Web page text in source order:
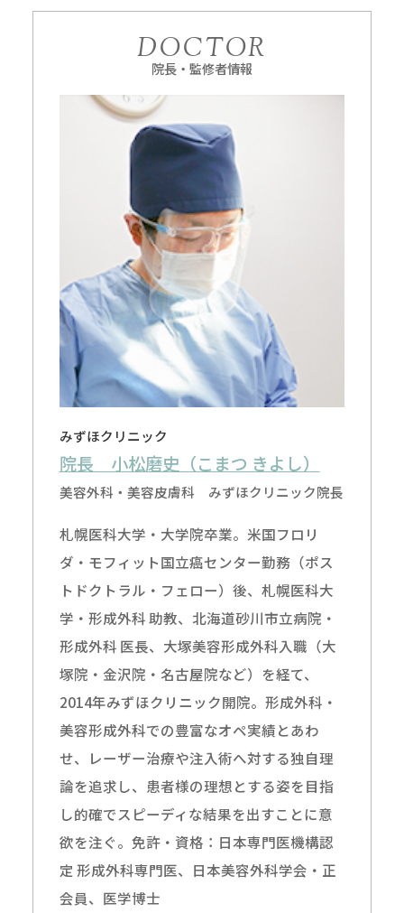
DOCTOR
院長・監修者情報
みずほクリニック
院長 小松磨史（こまつ きよし）
美容外科・美容皮膚科 みずほクリニック院長
札幌医科大学・大学院卒業。米国フロリ
ダ・モフィット国立癌センター勤務（ポス
トドクトラル・フェロー）後、札幌医科大
学・形成外科 助教、北海道砂川市立病院・
形成外科 医長、大塚美容形成外科入職（大
塚院・金沢院・名古屋院など）を経て、
2014年みずほクリニック開院。形成外科・
美容形成外科での豊富なオペ実績とあわ
せ、レーザー治療や注入術へ対する独自理
論を追求し、患者様の理想とする姿を目指
し的確でスピーディな結果を出すことに意
欲を注ぐ。免許・資格：日本専門医機構認
定 形成外科専門医、日本美容外科学会・正
会員、医学博士